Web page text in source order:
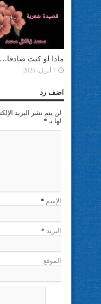
ماذا لو كنت
7 أبريل، 2025
اضف رد
لن يتم نشر البريد
لها بـ *
الإسم *
البريد *
الموقع